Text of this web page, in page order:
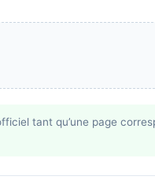
tant qu’une page